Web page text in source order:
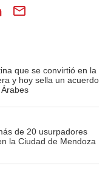
que se convirtió en la
y hoy sella un acuerdo
de 20 usurpadores
la Ciudad de Mendoza